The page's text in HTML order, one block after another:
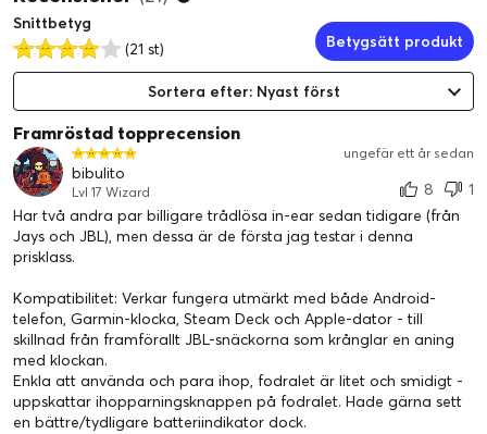
För mer information läshär
WHAT HI-FI? REKOMMENDERAR 5/5 i betyg
earbuds to this super-competitive sector. For the money, their
spread of abilities makes them a no-brainer”
Snittbetyg
(21 st)
Betygsätt produkt
Sortera efter: Nyast först
Framröstad topprecension
ungefär ett år sedan
bibulito
Lvl 17 Wizard 8
1
Har två andra par billigare trådlösa in-ear sedan tidigare (från
Jays och JBL), men dessa är de första jag testar i denna
prisklass.
Kompatibilitet: Verkar fungera utmärkt med både Android-
telefon, Garmin-klocka, Steam Deck och Apple-dator - till
skillnad från framförallt JBL-snäckorna som krånglar en aning
med klockan.
Enkla att använda och para ihop, fodralet är litet och smidigt -
uppskattar ihopparningsknappen på fodralet. Hade gärna sett
en bättre/tydligare batteriindikator dock.